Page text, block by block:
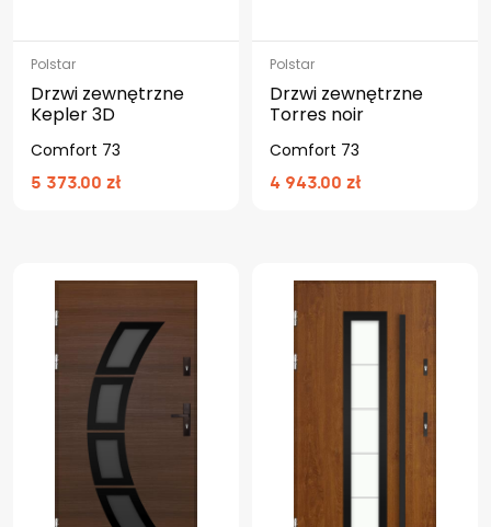
Polstar
Drzwi zewnętrzne
Kepler 3D
Comfort 73
5 373.00 zł
Polstar
Drzwi zewnętrzne
Torres noir
Comfort 73
4 943.00 zł